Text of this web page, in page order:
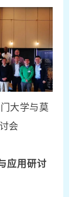
大学与莫
会
应用研讨